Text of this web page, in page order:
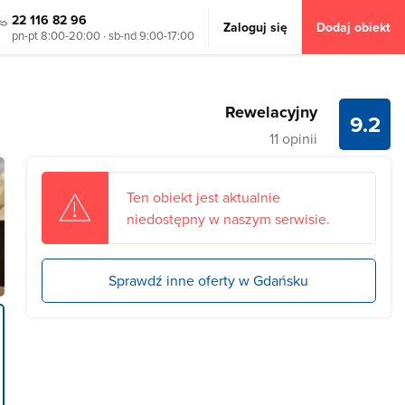
22 116 82 96
pn-pt 8:00-20:00 · sb-nd 9:00-17:00 Zaloguj się Dodaj obiekt
9.2
Rewelacyjny
11 opinii
Ten obiekt jest aktualnie
niedostępny w naszym serwisie.
Sprawdź inne oferty w Gdańsku